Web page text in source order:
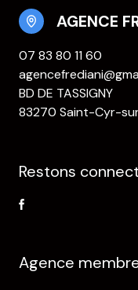
AGENCE
07 83 80 11 60
BD DE TASSIGNY
83270 Saint-Cyr-
Restons
Agence